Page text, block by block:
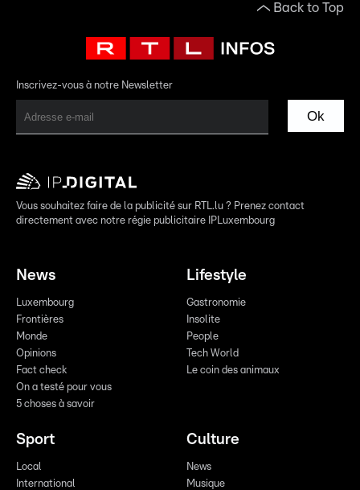
Back to Top
Inscrivez-vous à notre Newsletter
Ok
Vous souhaitez faire de la publicité sur RTL.lu ? Prenez contact
directement avec notre régie publicitaire IPLuxembourg
News
Luxembourg
Frontières
Monde
Opinions
Fact check
On a testé pour vous
5 choses à savoir
Lifestyle
Gastronomie
Insolite
People
Tech World
Le coin des animaux
Sport
Local
International
Culture
News
Musique